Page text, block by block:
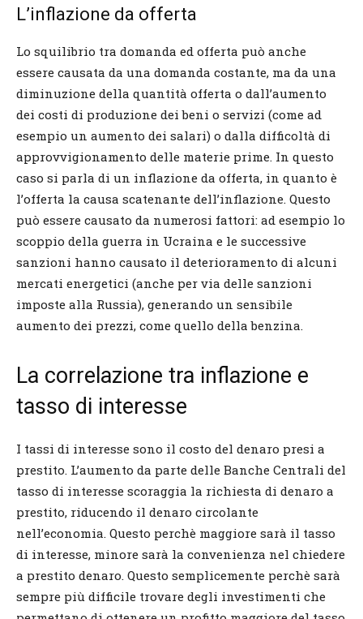
L’inflazione da offerta
Lo squilibrio tra domanda ed offerta può anche
essere causata da una domanda costante, ma da una
diminuzione della quantità offerta o dall’aumento
dei costi di produzione dei beni o servizi (come ad
esempio un aumento dei salari) o dalla difficoltà di
approvvigionamento delle materie prime. In questo
caso si parla di un inflazione da offerta, in quanto è
l’offerta la causa scatenante dell’inflazione. Questo
può essere causato da numerosi fattori: ad esempio lo
scoppio della guerra in Ucraina e le successive
sanzioni hanno causato il deterioramento di alcuni
mercati energetici (anche per via delle sanzioni
imposte alla Russia), generando un sensibile
aumento dei prezzi, come quello della benzina.
La correlazione tra inflazione e
tasso di interesse
I tassi di interesse sono il costo del denaro presi a
prestito. L’aumento da parte delle Banche Centrali del
tasso di interesse scoraggia la richiesta di denaro a
prestito, riducendo il denaro circolante
nell’economia. Questo perchè maggiore sarà il tasso
di interesse, minore sarà la convenienza nel chiedere
a prestito denaro. Questo semplicemente perchè sarà
sempre più difficile trovare degli investimenti che